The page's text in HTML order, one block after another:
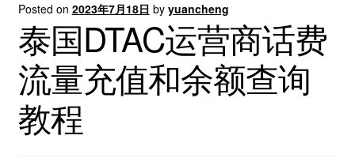
Posted on 2023年7月18日 by yuancheng
泰国DTAC运营商话费
流量充值和余额查询
教程